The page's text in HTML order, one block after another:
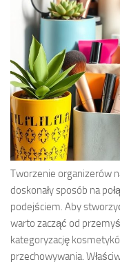
Tworzenie organizerów
doskonały sposób na
podejściem. Aby
warto zacząć od
kategoryzację
przechowywania.